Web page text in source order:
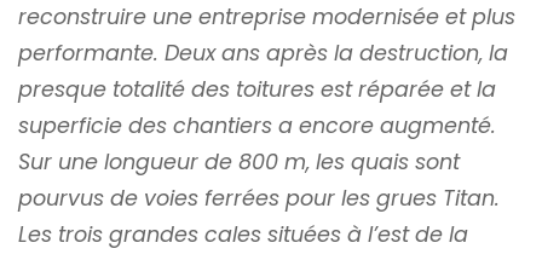
reconstruire une entreprise modernisée et plus
performante. Deux ans après la destruction, la
presque totalité des toitures est réparée et la
superficie des chantiers a encore augmenté.
Sur une longueur de 800 m, les quais sont
pourvus de voies ferrées pour les grues Titan.
Les trois grandes cales situées à l’est de la